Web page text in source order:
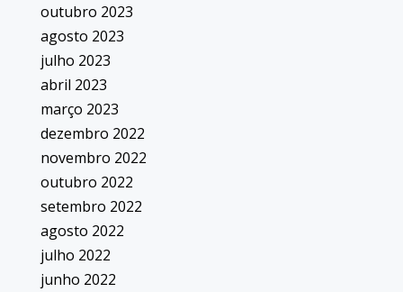
outubro 2023
agosto 2023
julho 2023
abril 2023
março 2023
dezembro 2022
novembro 2022
outubro 2022
setembro 2022
agosto 2022
julho 2022
junho 2022